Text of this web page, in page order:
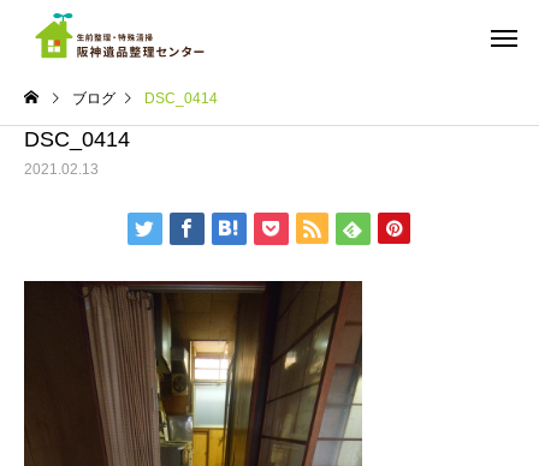
ご依頼までの流れ
遺品の仕分け・買取・
供養
実績
ちょっと広めのワンルーム
の遺品整理 西宮市
遺品整理 マンション
宮市南部
ブログ DSC_0414
DSC_0414
2021.02.13